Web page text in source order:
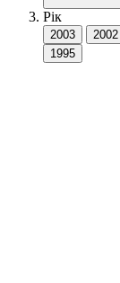
Рік
2003 2002
1995